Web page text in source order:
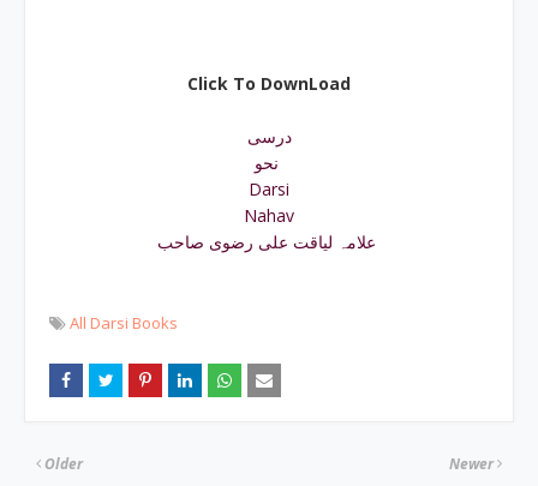
Click To DownLoad
درسی
Darsi
Nahav
All Darsi Books
Newer
Older